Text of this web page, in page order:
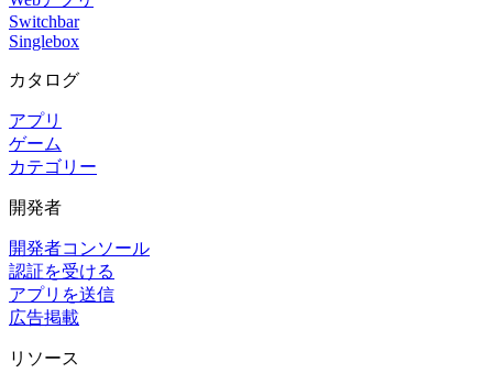
Switchbar
Singlebox
カタログ
アプリ
ゲーム
カテゴリー
開発者
開発者コンソール
認証を受ける
アプリを送信
広告掲載
リソース